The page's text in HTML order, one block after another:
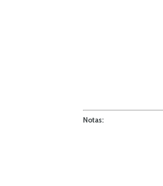
Notas: